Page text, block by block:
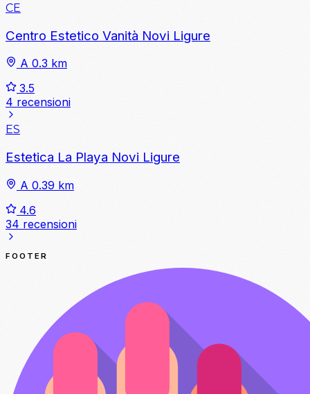
CE
Centro Estetico Vanità Novi Ligure
A 0.3 km
3.5
4 recensioni
ES
Estetica La Playa Novi Ligure
A 0.39 km
4.6
34 recensioni
FOOTER